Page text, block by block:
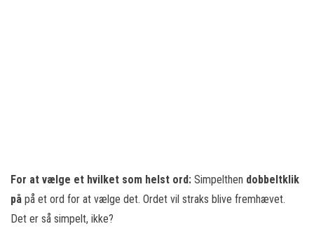
For at vælge et hvilket som helst ord: Simpelthen dobbeltklik
på på et ord for at vælge det. Ordet vil straks blive fremhævet.
Det er så simpelt, ikke?